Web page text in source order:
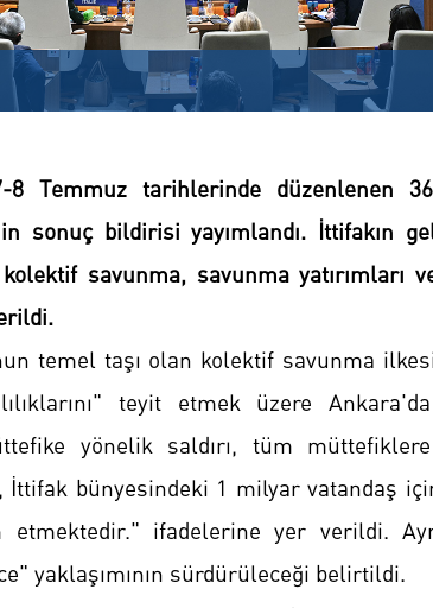
Temmuz tarihlerinde düzenlenen
sonuç bildirisi yayımlandı. İttifakın
savunma, savunma yatırımları
temel taşı olan kolektif savunma
teyit etmek üzere
yönelik saldırı, tüm müttefiklere
bünyesindeki 1 milyar vatandaş
ifadelerine yer verildi.
yaklaşımının sürdürüleceği belirtildi.